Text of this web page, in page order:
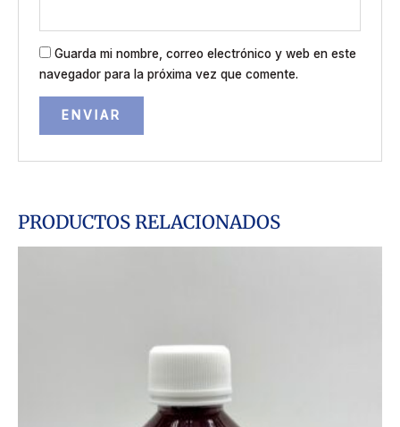
Guarda mi nombre, correo electrónico y web en este
navegador para la próxima vez que comente.
PRODUCTOS RELACIONADOS